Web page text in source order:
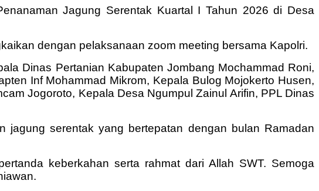
Jagung Serentak Kuartal I Tahun 2026 di Desa
dengan pelaksanaan zoom meeting bersama Kapolri.
Dinas Pertanian Kabupaten Jombang Mochammad Roni,
Inf Mohammad Mikrom, Kepala Bulog Mojokerto Husen,
Jogoroto, Kepala Desa Ngumpul Zainul Arifin, PPL Dinas
jagung serentak yang bertepatan dengan bulan Ramadan
keberkahan serta rahmat dari Allah SWT. Semoga